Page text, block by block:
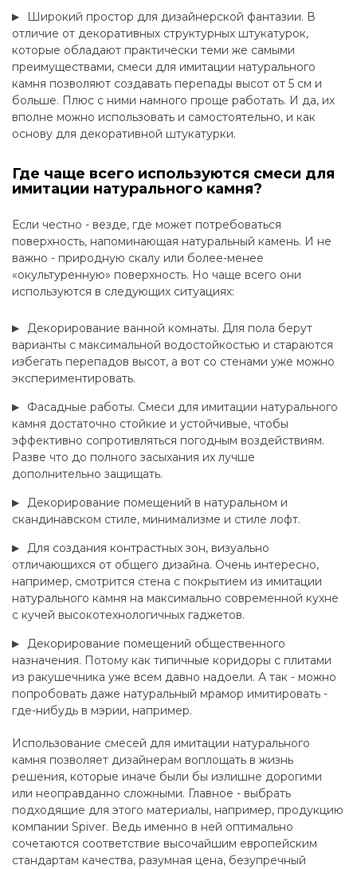
Широкий простор для дизайнерской фантазии. В
отличие от декоративных структурных штукатурок,
которые обладают практически теми же самыми
преимуществами, смеси для имитации натурального
камня позволяют создавать перепады высот от 5 см и
больше. Плюс с ними намного проще работать. И да, их
вполне можно использовать и самостоятельно, и как
основу для декоративной штукатурки.
Где чаще всего используются смеси для
имитации натурального камня?
Если честно - везде, где может потребоваться
поверхность, напоминающая натуральный камень. И не
важно - природную скалу или более-менее
«окультуренную» поверхность. Но чаще всего они
используются в следующих ситуациях:
Декорирование ванной комнаты. Для пола берут
варианты с максимальной водостойкостью и стараются
избегать перепадов высот, а вот со стенами уже можно
экспериментировать.
Фасадные работы. Смеси для имитации натурального
камня достаточно стойкие и устойчивые, чтобы
эффективно сопротивляться погодным воздействиям.
Разве что до полного засыхания их лучше
дополнительно защищать.
Декорирование помещений в натуральном и
скандинавском стиле, минимализме и стиле лофт.
Для создания контрастных зон, визуально
отличающихся от общего дизайна. Очень интересно,
например, смотрится стена с покрытием из имитации
натурального камня на максимально современной кухне
с кучей высокотехнологичных гаджетов.
Декорирование помещений общественного
назначения. Потому как типичные коридоры с плитами
из ракушечника уже всем давно надоели. А так - можно
попробовать даже натуральный мрамор имитировать -
где-нибудь в мэрии, например.
Использование смесей для имитации натурального
камня позволяет дизайнерам воплощать в жизнь
решения, которые иначе были бы излишне дорогими
или неоправданно сложными. Главное - выбрать
подходящие для этого материалы, например, продукцию
компании Spiver. Ведь именно в ней оптимально
сочетаются соответствие высочайшим европейским
стандартам качества, разумная цена, безупречный